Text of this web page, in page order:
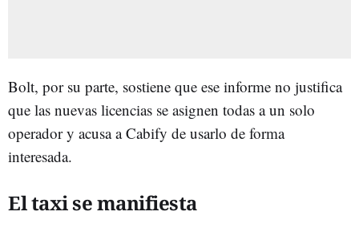
Bolt, por su parte, sostiene que ese informe no justifica
que las nuevas licencias se asignen todas a un solo
operador y acusa a Cabify de usarlo de forma
interesada.
El taxi se manifiesta